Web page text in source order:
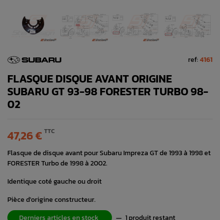
ref:4161
FLASQUE DISQUE AVANT ORIGINE
SUBARU GT 93-98 FORESTER TURBO 98-
02
47,26 € TTC
Flasque de disque avant pour Subaru Impreza GT de 1993 à 1998 et
FORESTER Turbo de 1998 à 2002.
Identique coté gauche ou droit
Pièce d'origine constructeur.
Derniers articles en stock
— 1 produit restant